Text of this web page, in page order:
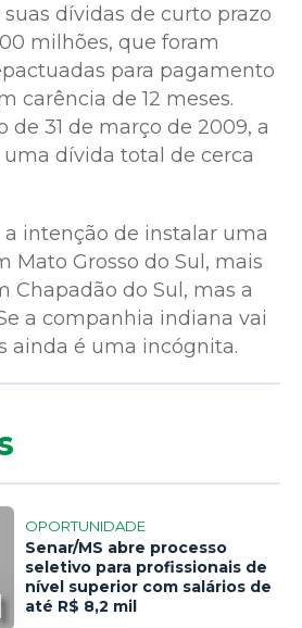
dívidas de curto prazo
milhões, que foram
para pagamento
carência de 12 meses.
de 31 de março de 2009, a
dívida total de cerca
intenção de instalar uma
Mato Grosso do Sul, mais
Chapadão do Sul, mas a
a companhia indiana vai
ainda é uma incógnita.
OPORTUNIDADE
Senar/MS abre processo
seletivo para profissionais de
nível superior com salários de
até R$ 8,2 mil